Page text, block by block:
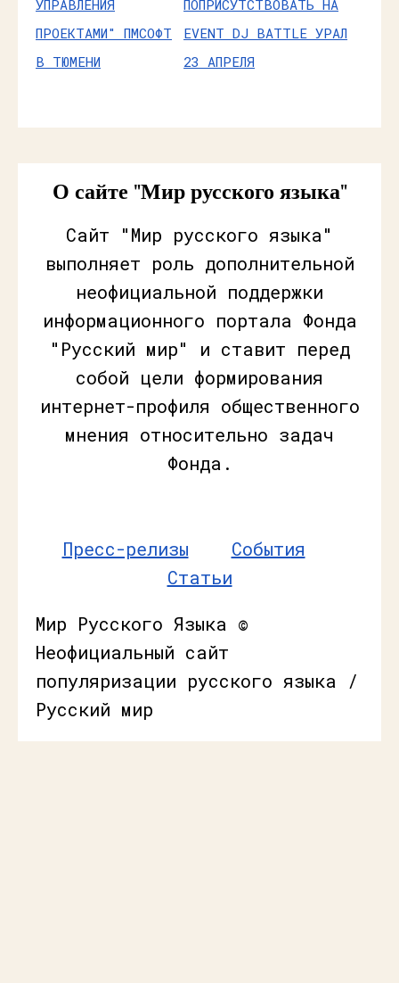
УПРАВЛЕНИЯ
ПРОЕКТАМИ" ПМСОФТ
В ТЮМЕНИ
ПОПРИСУТСТВОВАТЬ НА
EVENT DJ BATTLE УРАЛ
23 АПРЕЛЯ
О сайте "Мир русского языка"
Сайт "Мир русского языка"
выполняет роль дополнительной
неофициальной поддержки
информационного портала Фонда
"Русский мир" и ставит перед
собой цели формирования
интернет-профиля общественного
мнения относительно задач
Фонда.
Пресс-релизы
События
Статьи
Мир Русского Языка ©
Неофициальный сайт
популяризации русского языка /
Русский мир